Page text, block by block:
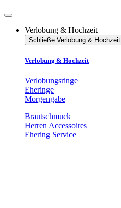
Verlobung & Hochzeit
Schließe Verlobung & Hochzeit
Verlobung & Hochzeit
Verlobungsringe
Eheringe
Morgengabe
Brautschmuck
Herren Accessoires
Ehering Service